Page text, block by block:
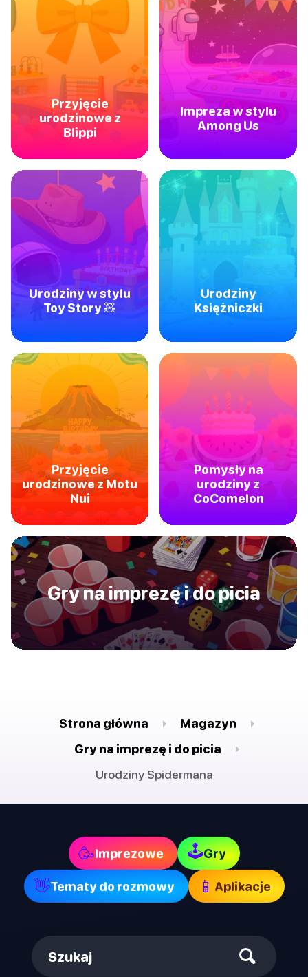
Przyjęcie
urodzinowe z
Blippi
Impreza w stylu
Among Us
Urodziny w stylu
Toy Story 🧸
Urodziny
Księżniczki
Przyjęcie
urodzinowe z Motu
Nui
Pomysły na
urodziny z
CoComelon
Gry na imprezę i do picia
Strona główna
Magazyn
Gry na imprezę i do picia
Urodziny Spidermana
🥳Imprezowe 🕹Gry
👋Tematy do rozmowy 📱 Aplikacje
Szukaj